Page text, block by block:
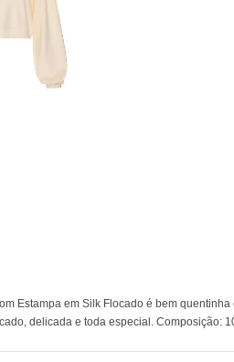
Estampa em Silk Flocado é bem
delicada e toda especial. Composição: